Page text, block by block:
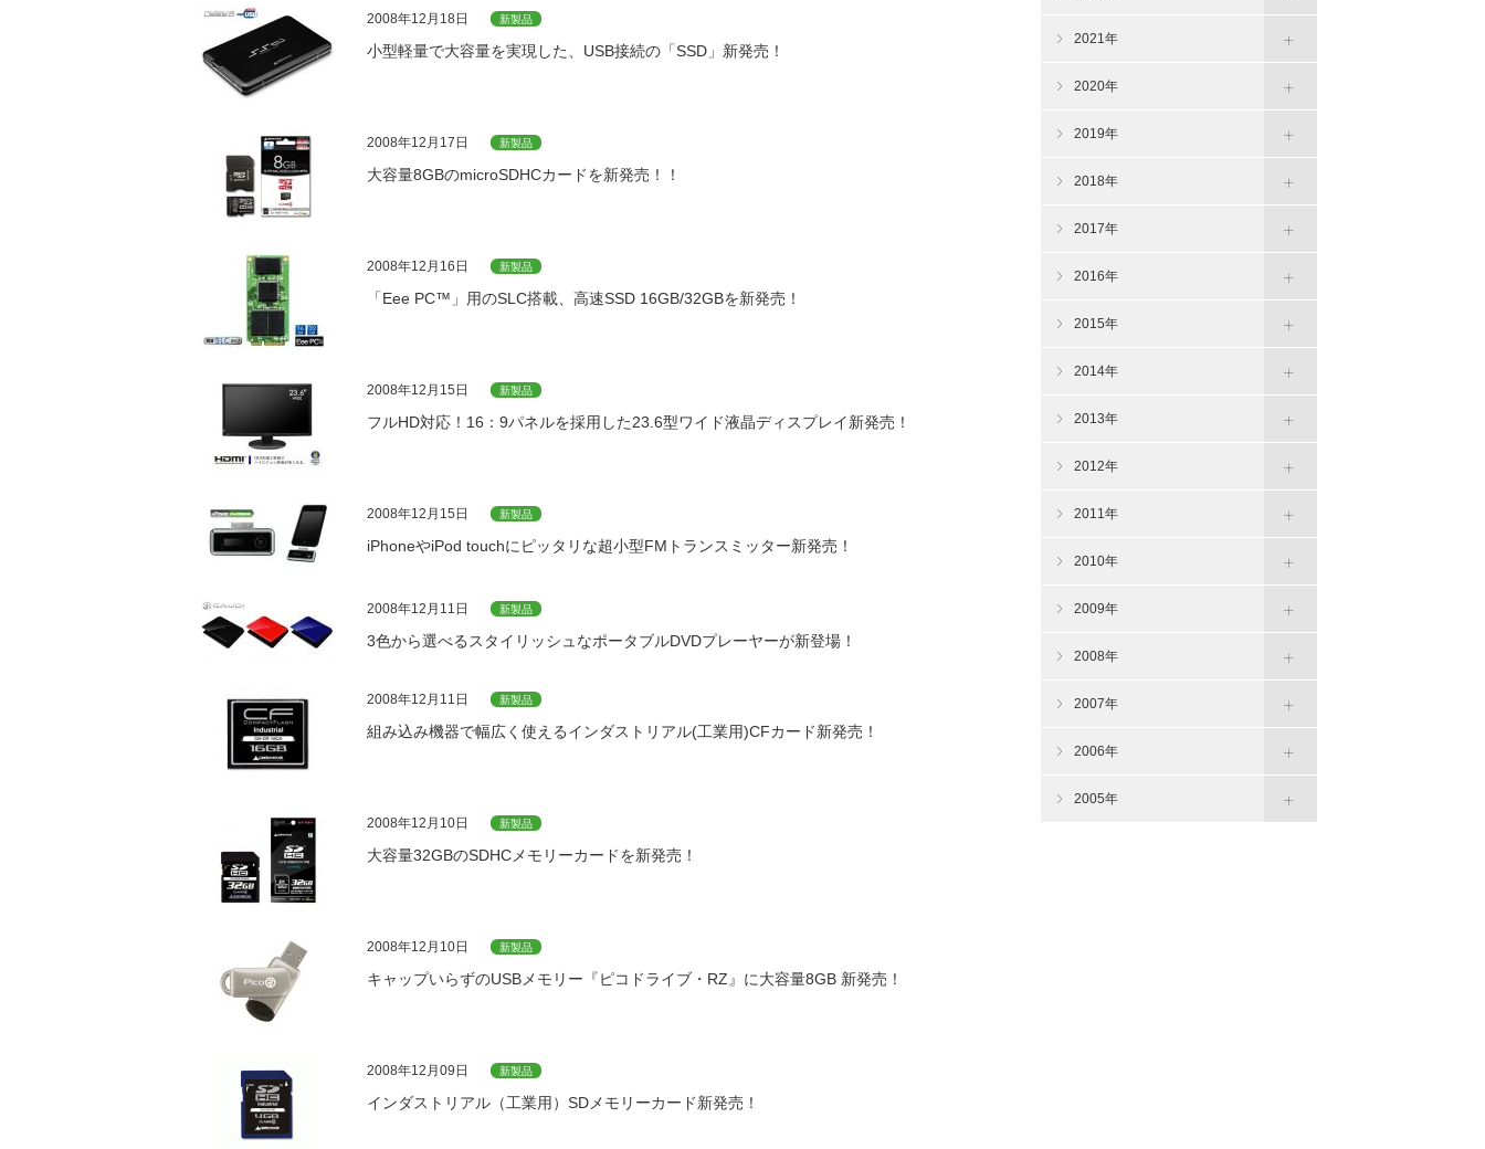
2008年12月18日 新製品
小型軽量で大容量を実現した、USB接続の「SSD」新発売！
2008年12月17日 新製品
大容量8GBのmicroSDHCカードを新発売！！
2008年12月16日 新製品
「Eee PC™」用のSLC搭載、高速SSD 16GB/32GBを新発売！
2008年12月15日 新製品
フルHD対応！16：9パネルを採用した23.6型ワイド液晶ディスプレイ新発売！
2008年12月15日 新製品
iPhoneやiPod touchにピッタリな超小型FMトランスミッター新発売！
2008年12月11日 新製品
3色から選べるスタイリッシュなポータブルDVDプレーヤーが新登場！
2008年12月11日 新製品
組み込み機器で幅広く使えるインダストリアル(工業用)CFカード新発売！
2008年12月10日 新製品
大容量32GBのSDHCメモリーカードを新発売！
2008年12月10日 新製品
キャップいらずのUSBメモリー『ピコドライブ・RZ』に大容量8GB 新発売！
2008年12月09日 新製品
インダストリアル（工業用）SDメモリーカード新発売！
2021年
2020年
2019年
2018年
2017年
2016年
2015年
2014年
2013年
2012年
2011年
2010年
2009年
2008年
2007年
2006年
2005年